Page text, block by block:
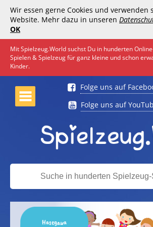
Wir essen gerne Cookies und verwenden
Website. Mehr dazu in unseren
OK
Mit Spielzeug.World suchst Du in hunderten
Spielen & Spielzeug für ganz kleine und schon
Kinder.
Folge uns auf
Folge uns auf
Hasegawa